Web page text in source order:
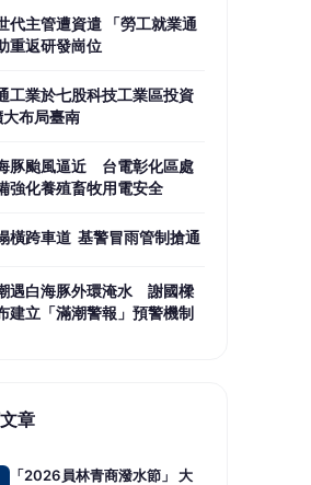
管遭資遣 「勞工就業通
重返研發崗位
工業於七股科技工業區投資
大布局臺南
豚颱風逼近 台電彰化區處
強化養殖畜牧用電安全
橫跨車道 基警冒雨管制搶通
遇白海豚外環淹水 謝國樑
建立「滿潮警報」預警機制
章
「2026員林青商潑水節」 大